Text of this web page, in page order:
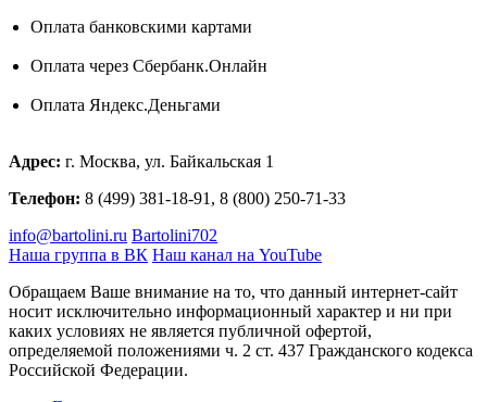
Оплата банковскими картами
Оплата через Сбербанк.Онлайн
Оплата Яндекс.Деньгами
Адрес: г. Москва, ул. Байкальская 1
Телефон: 8 (499) 381-18-91, 8 (800) 250-71-33
info@bartolini.ru Bartolini702
Наша группа в ВК Наш канал на YouTube
Обращаем Ваше внимание на то, что данный интернет-сайт
носит исключительно информационный характер и ни при
каких условиях не является публичной офертой,
определяемой положениями ч. 2 ст. 437 Гражданского кодекса
Российской Федерации.